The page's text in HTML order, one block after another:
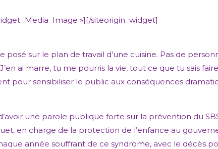
»][/siteorigin_widget]
posé sur le plan de travail d’une cuisine. Pas de
ai marre, tu me pourris la vie, tout ce que tu sais
pour sensibiliser le public aux conséquences
une parole publique forte sur la prévention du
en charge de la protection de l’enfance au
année souffrant de ce syndrome, avec le décès